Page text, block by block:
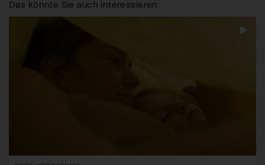
Das könnte Sie auch interessieren